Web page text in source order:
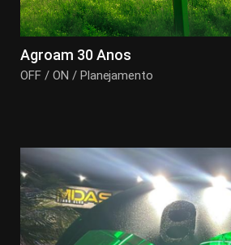
Agroam 30 Anos
OFF / ON / Planejamento